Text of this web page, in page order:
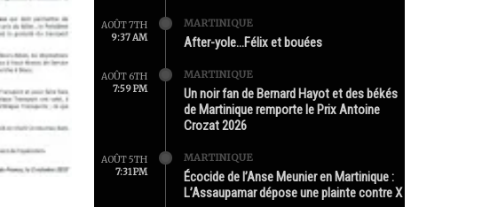
AOÛT 7TH
9:37 AM
MARTINIQUE
After-yole…Félix et bouées
AOÛT 6TH
7:59 PM
MARTINIQUE
Un noir fan de Bernard Hayot et des békés
de Martinique remporte le Prix Antoine
Crozat 2026
AOÛT 5TH
7:31 PM
MARTINIQUE
Écocide de l’Anse Meunier en Martinique :
L’Assaupamar dépose une plainte contre X